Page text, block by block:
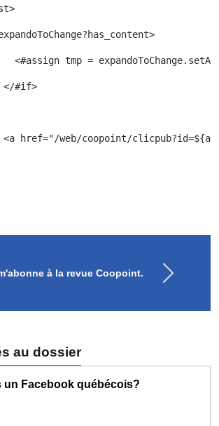
<a href="/web/coopoint/
à la revue Coopoint.
au dossier
un Facebook québécois?